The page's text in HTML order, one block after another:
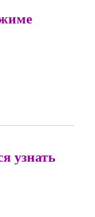
узнать